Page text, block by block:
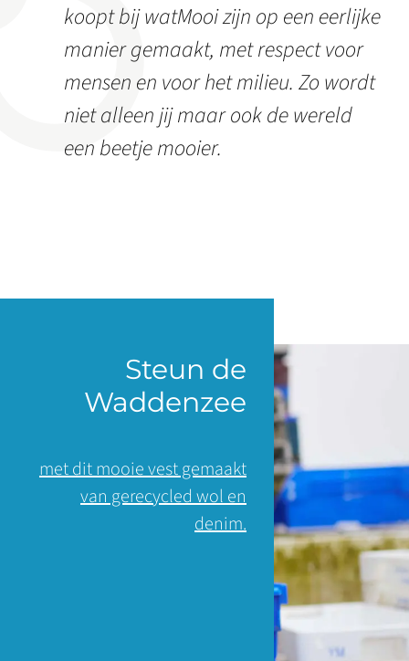
koopt bij watMooi zijn op een eerlijke
manier gemaakt, met respect voor
mensen en voor het milieu. Zo wordt
niet alleen jij maar ook de wereld
een beetje mooier.
Steun de
Waddenzee
met dit mooie vest gemaakt
van gerecycled wol en
denim.